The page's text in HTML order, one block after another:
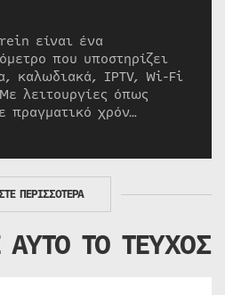
είναι ένα
που υποστηρίζει
καλωδιακά, IPTV, Wi-Fi
λειτουργίες όπως
πραγματικό χρόν…
ΠΕΡΙΣΣΟΤΕΡΑ
ΑΥΤΟ ΤΟ ΤΕΥΧΟΣ